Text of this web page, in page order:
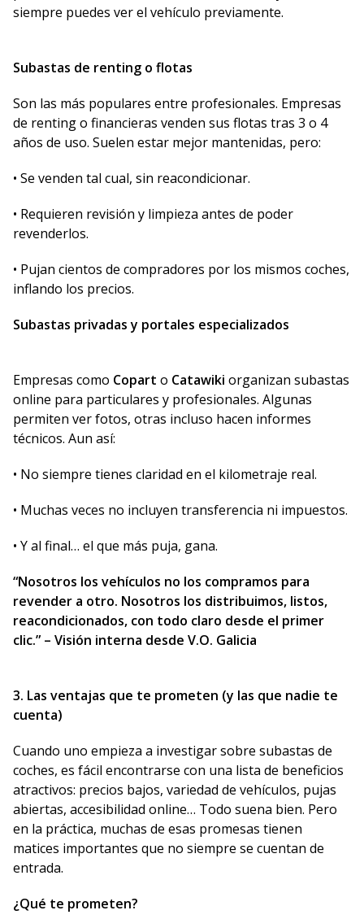
siempre puedes ver el vehículo previamente.
Subastas de renting o flotas
Son las más populares entre profesionales. Empresas
de renting o financieras venden sus flotas tras 3 o 4
años de uso. Suelen estar mejor mantenidas, pero:
• Se venden tal cual, sin reacondicionar.
• Requieren revisión y limpieza antes de poder
revenderlos.
• Pujan cientos de compradores por los mismos coches,
inflando los precios.
Subastas privadas y portales especializados
Empresas como Copart o Catawiki organizan subastas
online para particulares y profesionales. Algunas
permiten ver fotos, otras incluso hacen informes
técnicos. Aun así:
• No siempre tienes claridad en el kilometraje real.
• Muchas veces no incluyen transferencia ni impuestos.
• Y al final… el que más puja, gana.
“Nosotros los vehículos no los compramos para
revender a otro. Nosotros los distribuimos, listos,
reacondicionados, con todo claro desde el primer
clic.” – Visión interna desde V.O. Galicia
3. Las ventajas que te prometen (y las que nadie te
cuenta)
Cuando uno empieza a investigar sobre subastas de
coches, es fácil encontrarse con una lista de beneficios
atractivos: precios bajos, variedad de vehículos, pujas
abiertas, accesibilidad online… Todo suena bien. Pero
en la práctica, muchas de esas promesas tienen
matices importantes que no siempre se cuentan de
entrada.
¿Qué te prometen?